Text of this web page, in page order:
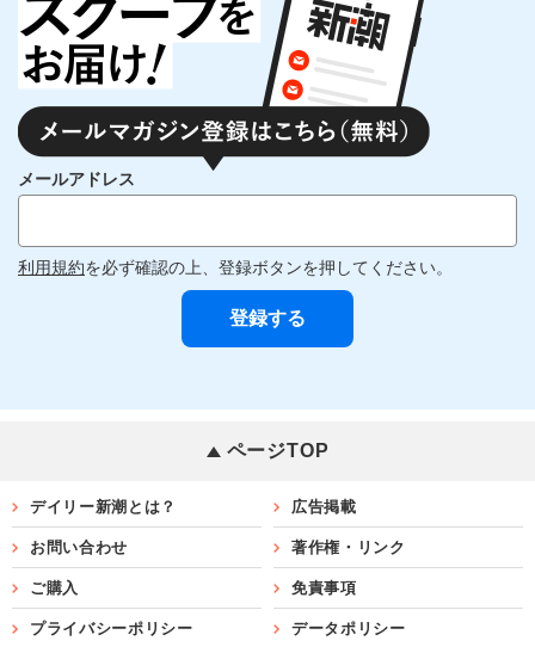
メールアドレス
利用規約を必ず確認の上、登録ボタンを押してください。
ページTOP
デイリー新潮とは？ 広告掲載
お問い合わせ 著作権・リンク
ご購入 免責事項
プライバシーポリシー データポリシー